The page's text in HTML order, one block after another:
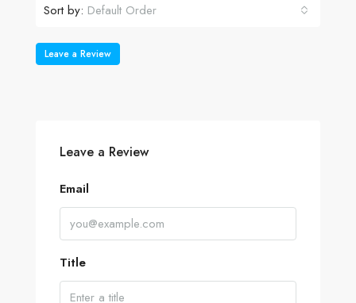
Sort by: Default Order
Leave a Review
Leave a Review
Email
Title